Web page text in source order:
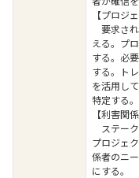
【プロジ
要求さ
える。プ
する。必
する。ト
を活用し
特定する。
【利害関
ステーク
プロジェ
係者のニ
にする。